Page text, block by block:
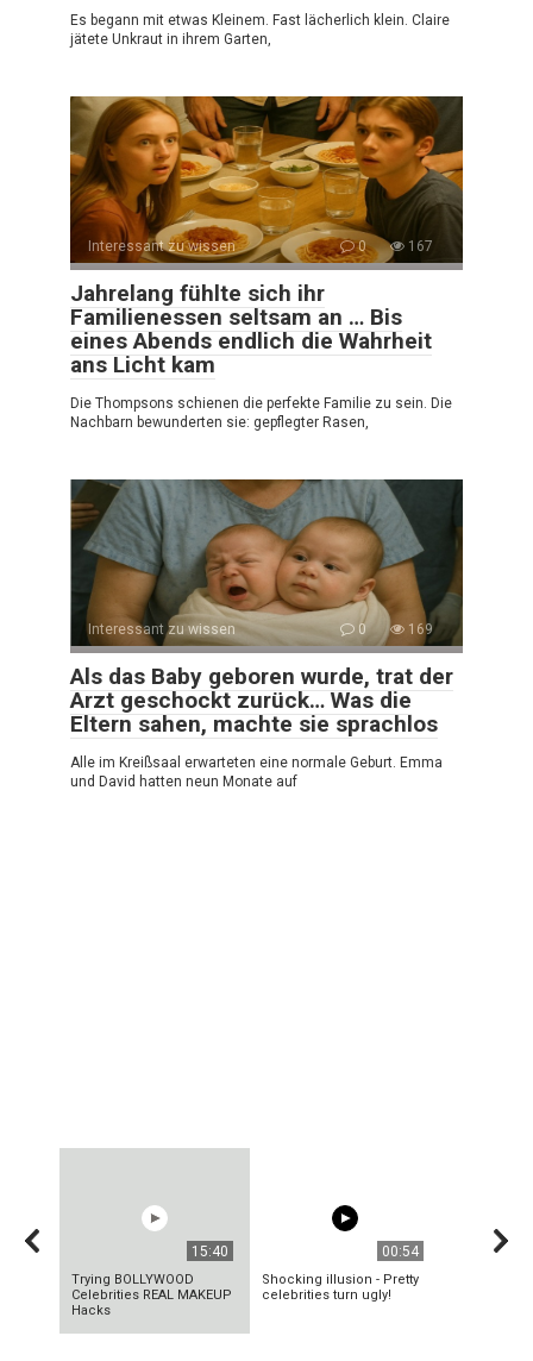
Es begann mit etwas Kleinem. Fast lächerlich klein. Claire
jätete Unkraut in ihrem Garten,
Interessant zu wissen 0 167
Jahrelang fühlte sich ihr
Familienessen seltsam an … Bis
eines Abends endlich die Wahrheit
ans Licht kam
Die Thompsons schienen die perfekte Familie zu sein. Die
Nachbarn bewunderten sie: gepflegter Rasen,
Interessant zu wissen 0 169
Als das Baby geboren wurde, trat der
Arzt geschockt zurück… Was die
Eltern sahen, machte sie sprachlos
Alle im Kreißsaal erwarteten eine normale Geburt. Emma
und David hatten neun Monate auf
15:40
Trying BOLLYWOOD
Celebrities REAL MAKEUP
Hacks
00:54
Shocking illusion - Pretty
celebrities turn ugly!